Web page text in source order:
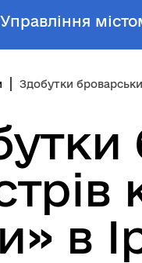
Управління
Здобутки броварських
в